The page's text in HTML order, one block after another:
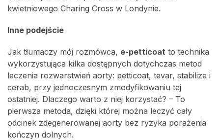
kwietniowego Charing Cross w Londynie.
Inne podejście
Jak tłumaczy mój rozmówca, e-petticoat to technika
wykorzystująca kilka dostępnych dotychczas metod
leczenia rozwarstwień aorty: petticoat, tevar, stabilize i
cerab, przy jednoczesnym zmodyfikowaniu tej
ostatniej. Dlaczego warto z niej korzystać? – To
pierwsza metoda, dzięki której można leczyć cały
odcinek zdegenerowanej aorty bez ryzyka porażenia
kończyn dolnych.